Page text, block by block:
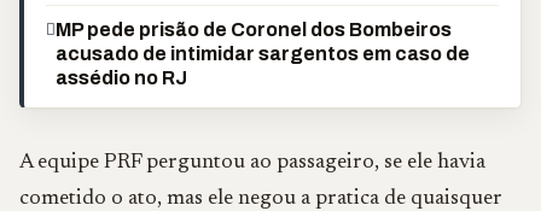
MP pede prisão de Coronel dos Bombeiros
acusado de intimidar sargentos em caso de
assédio no RJ
A equipe PRF perguntou ao passageiro, se ele havia
cometido o ato, mas ele negou a pratica de quaisquer